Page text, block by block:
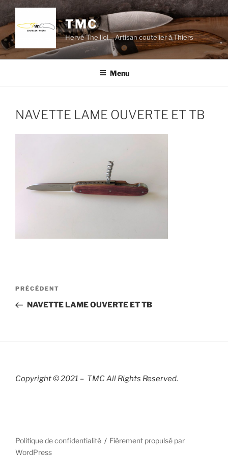
Aller
contenu
principal
TMC
Hervé Theillol – Artisan coutelier à Thiers
Menu
NAVETTE LAME OUVERTE ET TB
Navigation
l’article
Article
précédent
PRÉCÉDENT
NAVETTE LAME OUVERTE ET TB
Copyright © 2021 – TMC All Rights Reserved.
Politique de confidentialité
Fièrement propulsé par
WordPress